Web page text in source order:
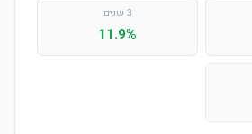
3 שנים
11.9%